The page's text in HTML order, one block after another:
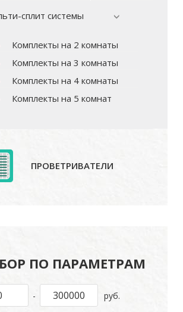
сплит системы
Комплекты на 2 комнаты
Комплекты на 3 комнаты
Комплекты на 4 комнаты
Комплекты на 5 комнат
ПРОВЕТРИВАТЕЛИ
ПО ПАРАМЕТРАМ
- руб.